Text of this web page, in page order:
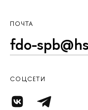
ПОЧТА
fdo-
СОЦСЕТИ